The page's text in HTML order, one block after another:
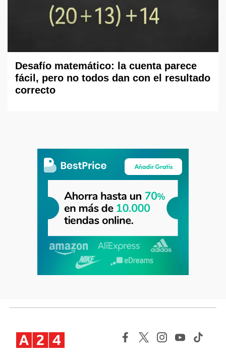
Desafío matemático: la cuenta parece
fácil, pero no todos dan con el resultado
correcto